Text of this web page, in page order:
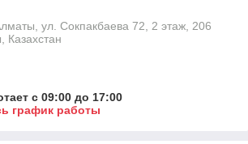
ул. Сокпакбаева 72, 2 этаж, 206
с 09:00 до 17:00
график работы